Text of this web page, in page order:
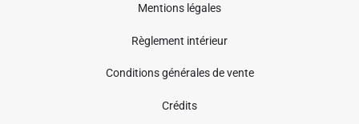
Mentions légales
Règlement intérieur
Conditions générales de vente
Crédits